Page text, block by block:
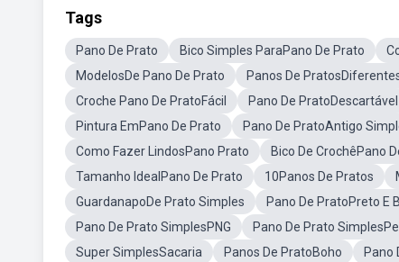
Tags
Pano De Prato Bico Simples ParaPano De Prato
ModelosDe Pano De Prato
Panos De
Croche Pano De PratoFácil
Pano De PratoDescartável
Pintura EmPano De Prato
Pano De PratoAntigo
Como Fazer LindosPano Prato
Bico De CrochêPano
Tamanho IdealPano De Prato
10Panos De Pratos
GuardanapoDe Prato Simples
Pano De PratoPreto E
Pano De Prato SimplesPNG
Pano De Prato
Super SimplesSacaria
Panos De PratoBoho Pano